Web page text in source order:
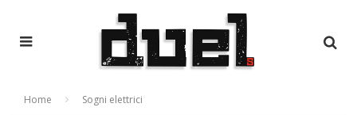
Home Sogni elettrici